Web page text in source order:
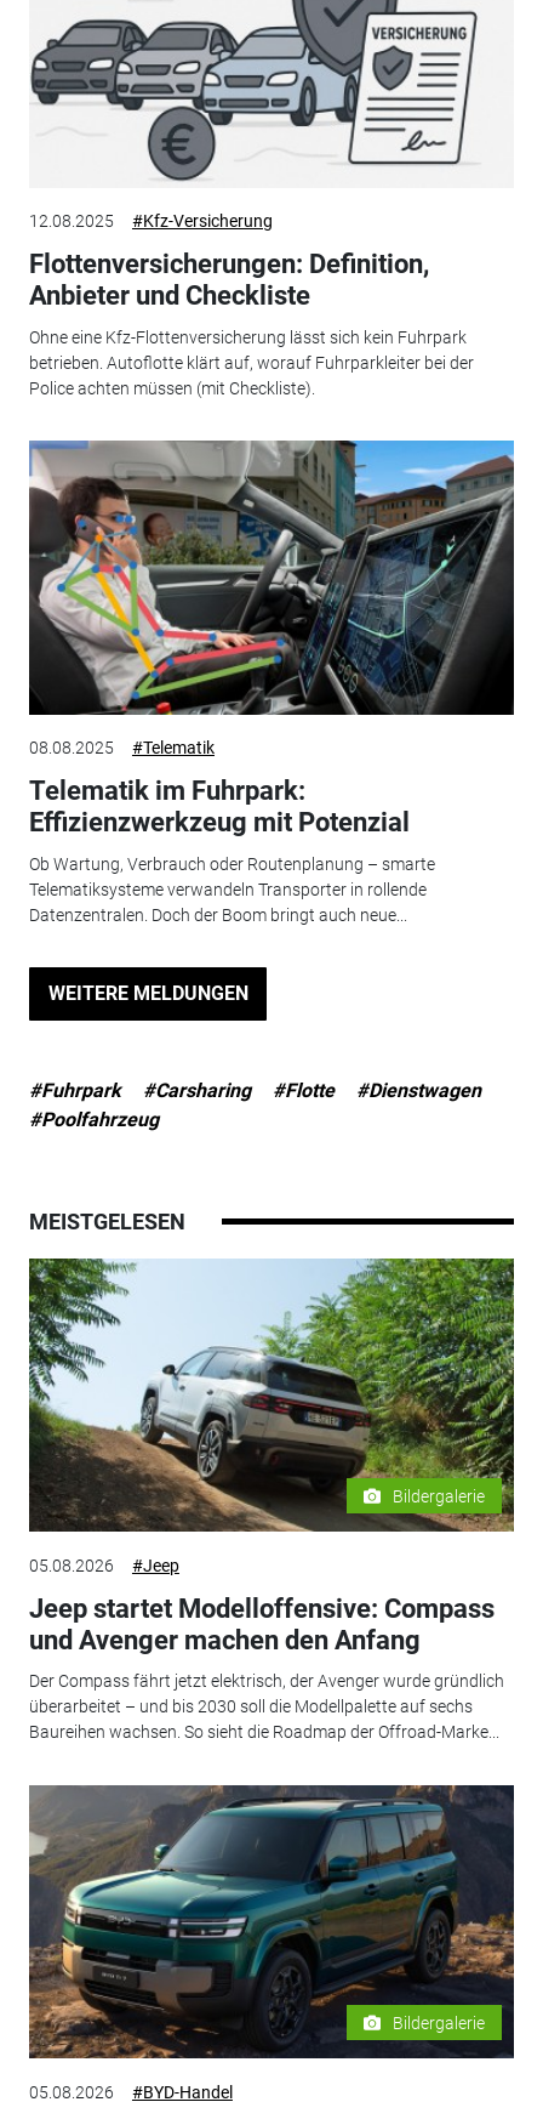
12.08.2025 #Kfz-Versicherung
Flottenversicherungen: Definition,
Anbieter und Checkliste
Ohne eine Kfz-Flottenversicherung lässt sich kein Fuhrpark
betrieben. Autoflotte klärt auf, worauf Fuhrparkleiter bei der
Police achten müssen (mit Checkliste).
08.08.2025 #Telematik
Telematik im Fuhrpark:
Effizienzwerkzeug mit Potenzial
Ob Wartung, Verbrauch oder Routenplanung – smarte
Telematiksysteme verwandeln Transporter in rollende
Datenzentralen. Doch der Boom bringt auch neue...
WEITERE MELDUNGEN
#Fuhrpark #Carsharing #Flotte
#Dienstwagen
#Poolfahrzeug
MEISTGELESEN
Bildergalerie
05.08.2026 #Jeep
Jeep startet Modelloffensive: Compass
und Avenger machen den Anfang
Der Compass fährt jetzt elektrisch, der Avenger wurde gründlich
überarbeitet – und bis 2030 soll die Modellpalette auf sechs
Baureihen wachsen. So sieht die Roadmap der Offroad-Marke...
Bildergalerie
05.08.2026 #BYD-Handel